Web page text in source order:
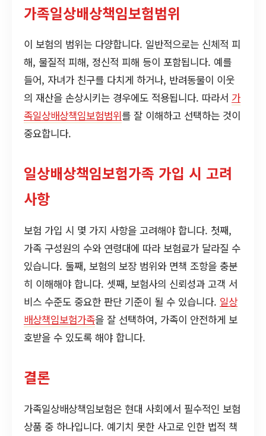
가족일상배상책임보험범위
이 보험의 범위는 다양합니다. 일반적으로는 신체적 피
해, 물질적 피해, 정신적 피해 등이 포함됩니다. 예를
들어, 자녀가 친구를 다치게 하거나, 반려동물이 이웃
의 재산을 손상시키는 경우에도 적용됩니다. 따라서 가
족일상배상책임보험범위를 잘 이해하고 선택하는 것이
중요합니다.
일상배상책임보험가족 가입 시 고려
사항
보험 가입 시 몇 가지 사항을 고려해야 합니다. 첫째,
가족 구성원의 수와 연령대에 따라 보험료가 달라질 수
있습니다. 둘째, 보험의 보장 범위와 면책 조항을 충분
히 이해해야 합니다. 셋째, 보험사의 신뢰성과 고객 서
비스 수준도 중요한 판단 기준이 될 수 있습니다. 일상
배상책임보험가족을 잘 선택하여, 가족이 안전하게 보
호받을 수 있도록 해야 합니다.
결론
가족일상배상책임보험은 현대 사회에서 필수적인 보험
상품 중 하나입니다. 예기치 못한 사고로 인한 법적 책